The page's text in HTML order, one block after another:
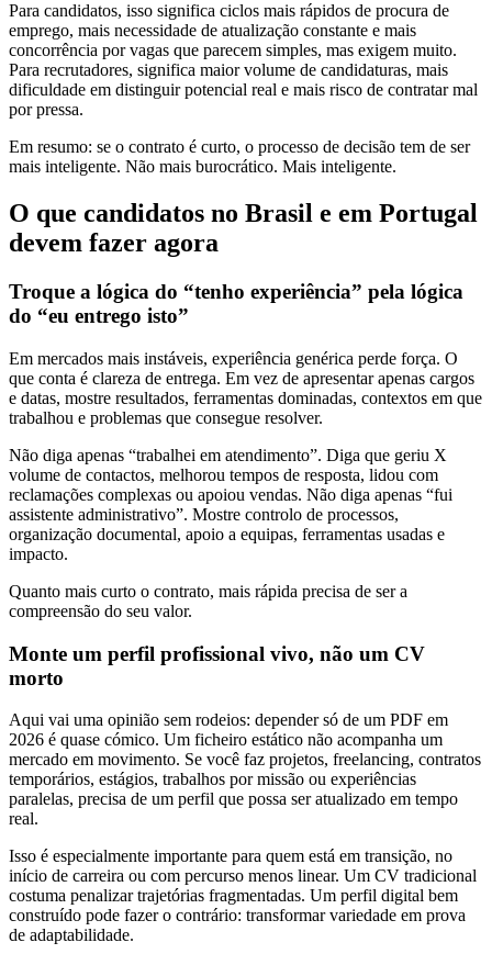
Para candidatos, isso significa ciclos mais rápidos de procura de
emprego, mais necessidade de atualização constante e mais
concorrência por vagas que parecem simples, mas exigem muito.
Para recrutadores, significa maior volume de candidaturas, mais
dificuldade em distinguir potencial real e mais risco de contratar mal
por pressa.
Em resumo: se o contrato é curto, o processo de decisão tem de ser
mais inteligente. Não mais burocrático. Mais inteligente.
O que candidatos no Brasil e em Portugal
devem fazer agora
Troque a lógica do “tenho experiência” pela lógica
do “eu entrego isto”
Em mercados mais instáveis, experiência genérica perde força. O
que conta é clareza de entrega. Em vez de apresentar apenas cargos
e datas, mostre resultados, ferramentas dominadas, contextos em que
trabalhou e problemas que consegue resolver.
Não diga apenas “trabalhei em atendimento”. Diga que geriu X
volume de contactos, melhorou tempos de resposta, lidou com
reclamações complexas ou apoiou vendas. Não diga apenas “fui
assistente administrativo”. Mostre controlo de processos,
organização documental, apoio a equipas, ferramentas usadas e
impacto.
Quanto mais curto o contrato, mais rápida precisa de ser a
compreensão do seu valor.
Monte um perfil profissional vivo, não um CV
morto
Aqui vai uma opinião sem rodeios: depender só de um PDF em
2026 é quase cómico. Um ficheiro estático não acompanha um
mercado em movimento. Se você faz projetos, freelancing, contratos
temporários, estágios, trabalhos por missão ou experiências
paralelas, precisa de um perfil que possa ser atualizado em tempo
real.
Isso é especialmente importante para quem está em transição, no
início de carreira ou com percurso menos linear. Um CV tradicional
costuma penalizar trajetórias fragmentadas. Um perfil digital bem
construído pode fazer o contrário: transformar variedade em prova
de adaptabilidade.